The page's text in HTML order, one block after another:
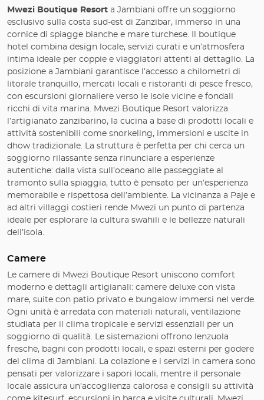
Mwezi Boutique Resort a Jambiani offre un soggiorno
esclusivo sulla costa sud-est di Zanzibar, immerso in una
cornice di spiagge bianche e mare turchese. Il boutique
hotel combina design locale, servizi curati e un’atmosfera
intima ideale per coppie e viaggiatori attenti al dettaglio. La
posizione a Jambiani garantisce l’accesso a chilometri di
litorale tranquillo, mercati locali e ristoranti di pesce fresco,
con escursioni giornaliere verso le isole vicine e fondali
ricchi di vita marina. Mwezi Boutique Resort valorizza
l’artigianato zanzibarino, la cucina a base di prodotti locali e
attività sostenibili come snorkeling, immersioni e uscite in
dhow tradizionale. La struttura è perfetta per chi cerca un
soggiorno rilassante senza rinunciare a esperienze
autentiche: dalla vista sull’oceano alle passeggiate al
tramonto sulla spiaggia, tutto è pensato per un’esperienza
memorabile e rispettosa dell’ambiente. La vicinanza a Paje e
ad altri villaggi costieri rende Mwezi un punto di partenza
ideale per esplorare la cultura swahili e le bellezze naturali
dell’isola.
Camere
Le camere di Mwezi Boutique Resort uniscono comfort
moderno e dettagli artigianali: camere deluxe con vista
mare, suite con patio privato e bungalow immersi nel verde.
Ogni unità è arredata con materiali naturali, ventilazione
studiata per il clima tropicale e servizi essenziali per un
soggiorno di qualità. Le sistemazioni offrono lenzuola
fresche, bagni con prodotti locali, e spazi esterni per godere
del clima di Jambiani. La colazione e i servizi in camera sono
pensati per valorizzare i sapori locali, mentre il personale
locale assicura un’accoglienza calorosa e consigli su attività